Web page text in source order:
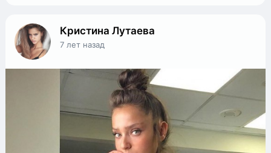
Кристина Лутаева
7 лет назад